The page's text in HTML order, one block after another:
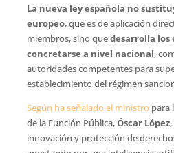
La nueva ley española no
europeo, que es de aplicación
miembros, sino quedesarrolla los
concretarse a nivel nacional,
autoridades competentes para
establecimiento del régimen
Según ha señalado el ministro para
de la Función Pública,Óscar López
innovación y protección de